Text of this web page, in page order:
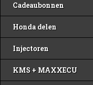
Cadeaubonnen
Honda delen
Injectoren
KMS + MAXXECU